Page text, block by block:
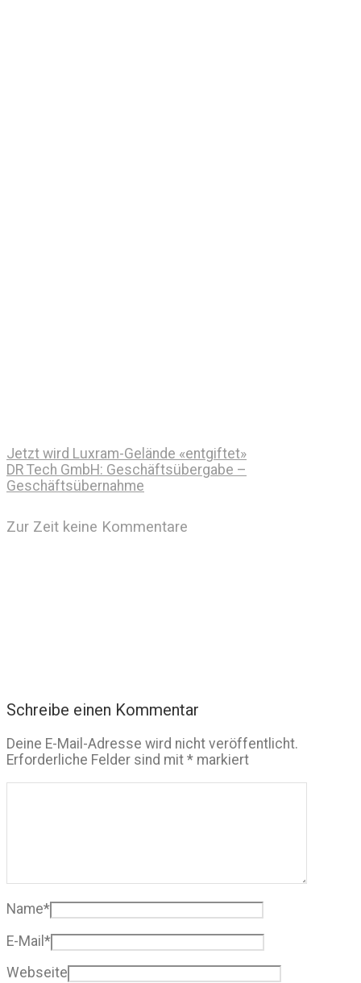
Jetzt wird Luxram-Gelände «entgiftet»
DR Tech GmbH: Geschäftsübergabe –
Geschäftsübernahme
Zur Zeit keine Kommentare
Schreibe einen Kommentar
Deine E-Mail-Adresse wird nicht veröffentlicht.
Erforderliche Felder sind mit * markiert
Name*
E-Mail *
Webseite